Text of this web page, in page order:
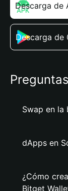
Descarga de
Descarga de
Swap en la
dApps en
¿Cómo
Bitget